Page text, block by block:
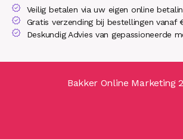
Veilig betalen via uw eigen online
Gratis verzending bij bestellingen vanaf
Deskundig Advies van gepassioneerde
Bakker Online Marketing